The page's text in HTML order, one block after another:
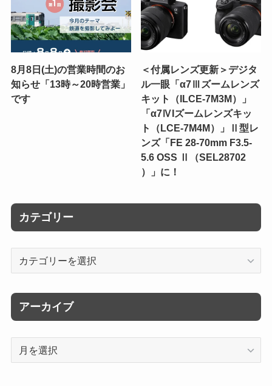
8月8日(土)の営業時間のお
知らせ「13時～20時営業」
です
＜付属レンズ更新＞デジタ
ル一眼「α7Ⅲズームレンズ
キット（ILCE-7M3M）」
「α7ⅣIズームレンズキッ
ト（LCE-7M4M）」Ⅱ型レ
ンズ「FE 28-70mm F3.5-
5.6 OSS Ⅱ（SEL28702
）」に！
カテゴリー
リ
ー
アーカイブ